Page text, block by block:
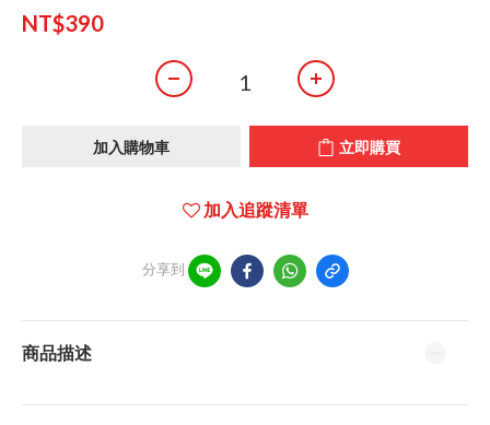
NT$390
加入購物車 立即購買
加入追蹤清單
分享到
商品描述